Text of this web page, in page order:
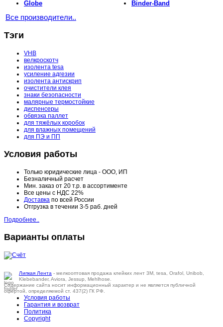
Globe Binder-Band
Все производители..
Тэги
VHB
велкроскотч
изолента tesa
усиление адгезии
изолента антискрип
очистители клея
знаки безопасности
малярные термостойкие
диспенсеры
обвязка паллет
для тяжёлых коробок
для влажных помещений
для ПЭ и ПП
Условия работы
Только юридические лица - ООО, ИП
Безналичный расчет
Мин. заказ от 20 т.р. в ассортименте
Все цены с НДС 22%
Доставка по всей России
Отгрузка в течении 3-5 раб. дней
Подробнее..
Варианты оплаты
Липкая Лента - мелкооптовая продажа клейких лент 3M, tesa, Orafol, Unibob,
Klebebander, Aviora, Jessup, Mehlhose.
Содержание сайта носит информационный характер и не является публичной
офертой, определяемой ст. 437(2) ГК РФ.
Условия работы
Гарантия и возврат
Политика
Copyright